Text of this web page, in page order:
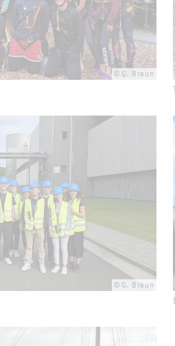
© G. Braun
© G. Braun